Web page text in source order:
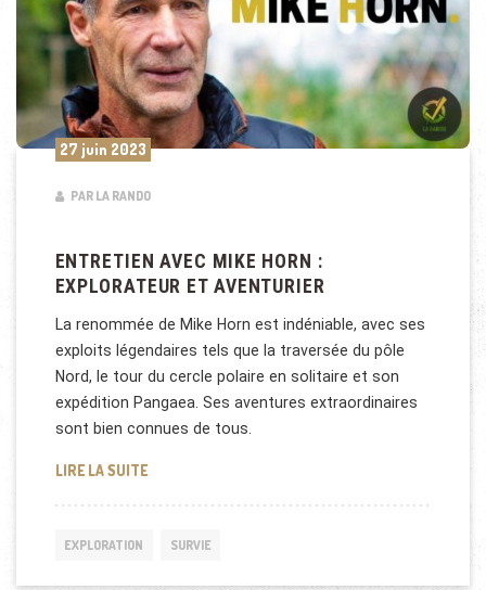
27 juin 2023
PAR LA RANDO
ENTRETIEN AVEC MIKE HORN :
EXPLORATEUR ET AVENTURIER
La renommée de Mike Horn est indéniable, avec ses
exploits légendaires tels que la traversée du pôle
Nord, le tour du cercle polaire en solitaire et son
expédition Pangaea. Ses aventures extraordinaires
sont bien connues de tous.
LIRE LA SUITEENTRETIEN AVEC MIKE HORN : EXPLORATEUR ET
EXPLORATION SURVIE